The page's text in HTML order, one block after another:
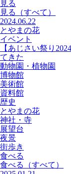
見る
見る
（すべて）
2024.06.22
とやまの花
イベント
【あじさい祭り
てきた
動物園・植物園
博物館
美術館
資料館
歴史
とやまの花
神社・寺
展望台
夜景
街歩き
食べる
食べる
（すべて）